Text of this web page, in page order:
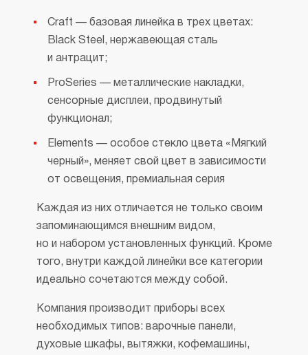
Craft — базовая линейка в трех цветах:
Black Steel, нержавеющая сталь
и антрацит;
ProSeries — металлические накладки,
сенсорные дисплеи, продвинутый
функционал;
Elements — особое стекло цвета «Мягкий
черный», меняет свой цвет в зависимости
от освещения, премиальная серия
Каждая из них отличается не только своим
запоминающимся внешним видом,
но и набором установленных функций. Кроме
того, внутри каждой линейки все категории
идеально сочетаются между собой.
Компания производит приборы всех
необходимых типов: варочные панели,
духовые шкафы, вытяжки, кофемашины,